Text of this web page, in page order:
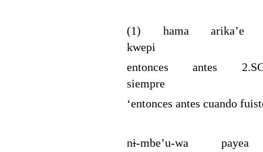
(1) hama arika’e
kwepi
entonces antes
siempre
‘entonces antes cuando
ni-mbe’u-wa